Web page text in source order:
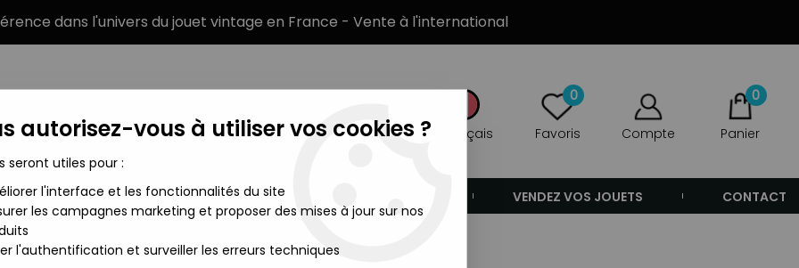
dans l'univers du jouet vintage en France - Vente à l'international
Français
0
Favoris Compte
0
Panier
MARQUES TYPE DE PRODUIT VENDEZ VOS JOUETS CONTACT
- N°2508 Avion YF-232 Lightning 2 1/72 Air Superiority Series
autorisez-vous à utiliser vos cookies ?
seront utiles pour :
l'interface et les fonctionnalités du site
les campagnes marketing et proposer des mises à jour sur nos
l'authentification et surveiller les erreurs techniques